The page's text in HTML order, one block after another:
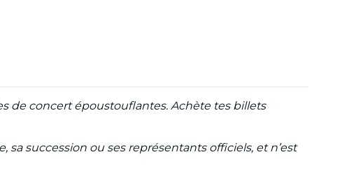
de concert époustouflantes. Achète tes billets
succession ou ses représentants officiels, et n’est